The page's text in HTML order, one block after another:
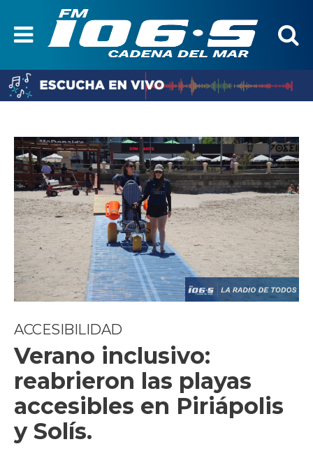
ACCESIBILIDAD
Verano inclusivo:
reabrieron las playas
accesibles en Piriápolis
y Solís.